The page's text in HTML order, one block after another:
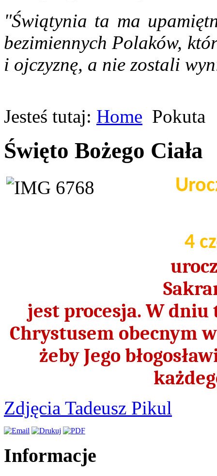
"Świątynia ta ma
bezimiennych Polaków,
i ojczyznę, a nie zostali
Jesteś tutaj: Home Pokuta
Święto Bożego Ciała
4
jest procesja. W
Chrystusem obecnym
żeby Jego
Zdjęcia Tadeusz Pikul
Informacje